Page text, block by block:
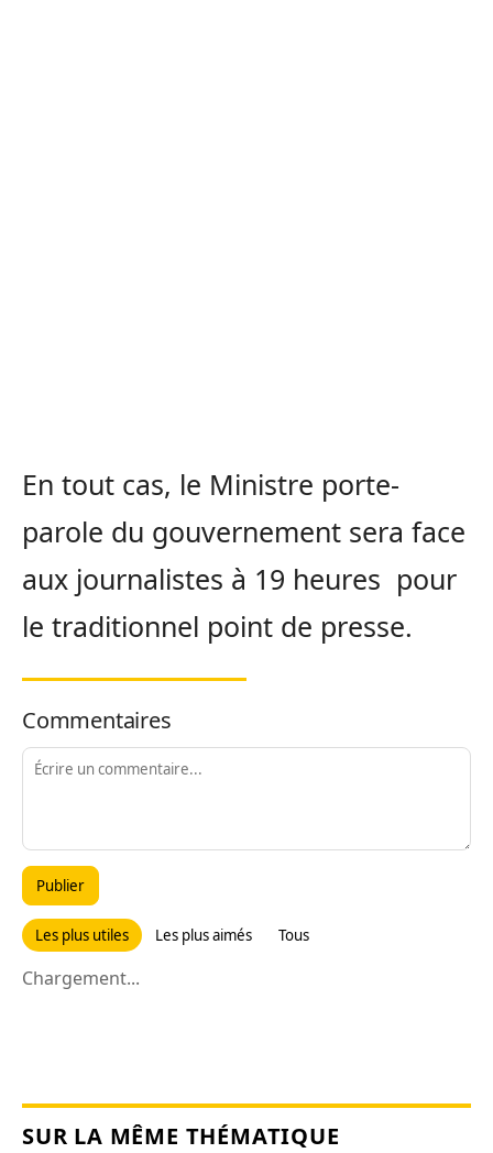
En tout cas, le Ministre porte-
parole du gouvernement sera face
aux journalistes à 19 heures pour
le traditionnel point de presse.
Commentaires
Publier
Les plus utiles Les plus aimés Tous
Chargement...
SUR LA MÊME THÉMATIQUE